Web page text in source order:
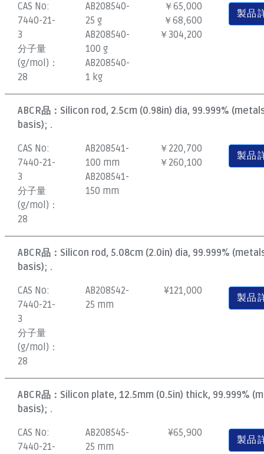
CAS No:
7440-21-
3
分子量
(g/mol)：
28
AB208540-
25 g
AB208540-
100 g
AB208540-
1 kg
￥65,000
￥68,600
￥304,200
製品
ABCR品： Silicon rod, 2.5cm (0.98in) dia, 99.999%
basis); .
CAS No:
7440-21-
3
分子量
(g/mol)：
28
AB208541-
100 mm
AB208541-
150 mm
￥220,700
￥260,100
製品
ABCR品： Silicon rod, 5.08cm (2.0in) dia, 99.999%
basis); .
CAS No:
7440-21-
3
分子量
(g/mol)：
28
AB208542-
25 mm
¥121,000
製品
ABCR品： Silicon plate, 12.5mm (0.5in) thick, 99.999%
basis); .
CAS No:
7440-21-
AB208545-
25 mm
¥65,900
製品